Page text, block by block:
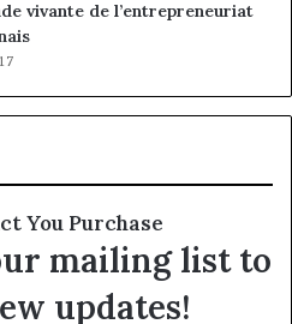
vivante de l’entrepreneuriat
You Purchase
mailing list to
updates!